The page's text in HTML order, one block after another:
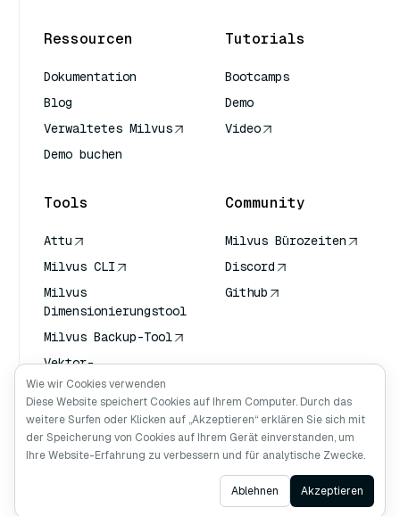
Ressourcen
Dokumentation
Blog
Verwaltetes Milvus
Demo buchen
Tutorials
Bootcamps
Demo
Video
Tools
Attu
Milvus CLI
Milvus
Dimensionierungstool
Milvus Backup-Tool
Vektor-
Transportdienst
(VTS)
Deep Searcher
Claude Kontext
Community
Milvus Bürozeiten
Discord
Github
Ask AI
Wie wir Cookies verwenden
Diese Website speichert Cookies auf Ihrem Computer. Durch das
weitere Surfen oder Klicken auf „Akzeptieren“ erklären Sie sich mit
der Speicherung von Cookies auf Ihrem Gerät einverstanden, um
Ihre Website-Erfahrung zu verbessern und für analytische Zwecke.
Ablehnen Akzeptieren